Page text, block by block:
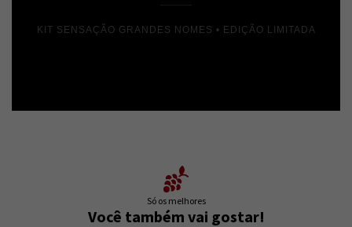
KIT SENSAÇÃO GRANDES NOMES • EDIÇÃO LIMITADA
Só os melhores
Você também vai gostar!